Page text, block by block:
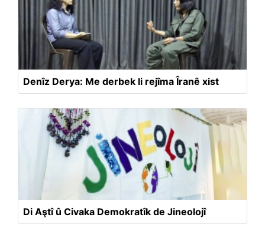
Denîz Derya: Me derbek li rejîma Îranê xist
Di Aştî û Civaka Demokratîk de Jineolojî